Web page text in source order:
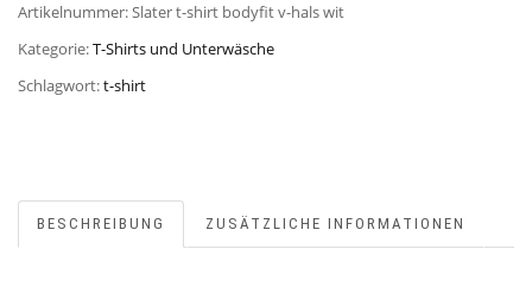
Artikelnummer:Slater t-shirt bodyfit v-hals wit
Kategorie:T-Shirts und Unterwäsche
Schlagwort:t-shirt
BESCHREIBUNG ZUSÄTZLICHE INFORMATIONEN